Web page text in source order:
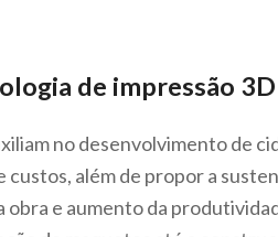
de impressão
no desenvolvimento de
além de propor a
e aumento da